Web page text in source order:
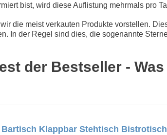
bist, wird diese Auflistung mehrmals pro
die meist verkauten Produkte vorstellen.
In der Regel sind dies, die sogenannte
der Bestseller -
Klappbar Stehtisch